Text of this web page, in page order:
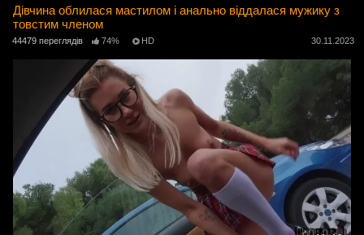
Дівчина облилася мастилом і анально віддалася мужику з
товстим членом
44479 переглядів 74% HD 30.11.2023